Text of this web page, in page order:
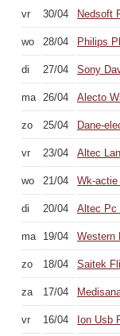
vr 30/04 Nedsoft
wo 28/04 Philips
di 27/04 Sony
ma 26/04 Alecto
zo 25/04 Dane-
vr 23/04 Altec
wo 21/04 Wk-actie
di 20/04 Altec Pc
ma 19/04 Western
zo 18/04 Saitek
za 17/04
vr 16/04 Ion Usb